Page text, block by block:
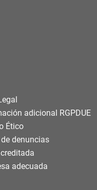
adicional RGPDUE
Ético
denuncias
adecuada